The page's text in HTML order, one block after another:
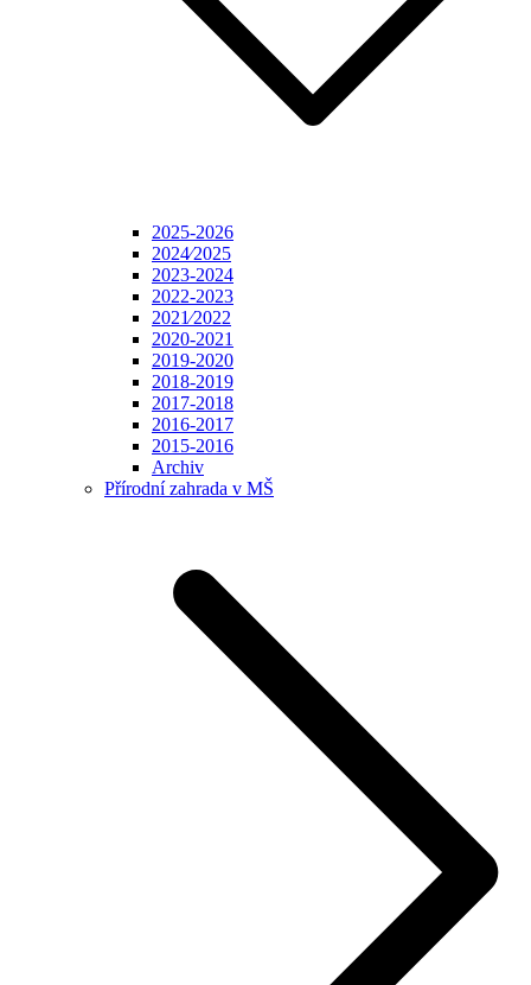
2025-2026
2024⁄2025
2023-2024
2022-2023
2021⁄2022
2020-2021
2019-2020
2018-2019
2017-2018
2016-2017
2015-2016
Archiv
Přírodní zahrada v MŠ